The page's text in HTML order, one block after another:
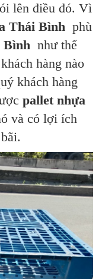
lên điều đó. Vì
Thái Bình phù
Bình như thế
hàng nào
khách hàng
pallet nhựa
và có lợi ích